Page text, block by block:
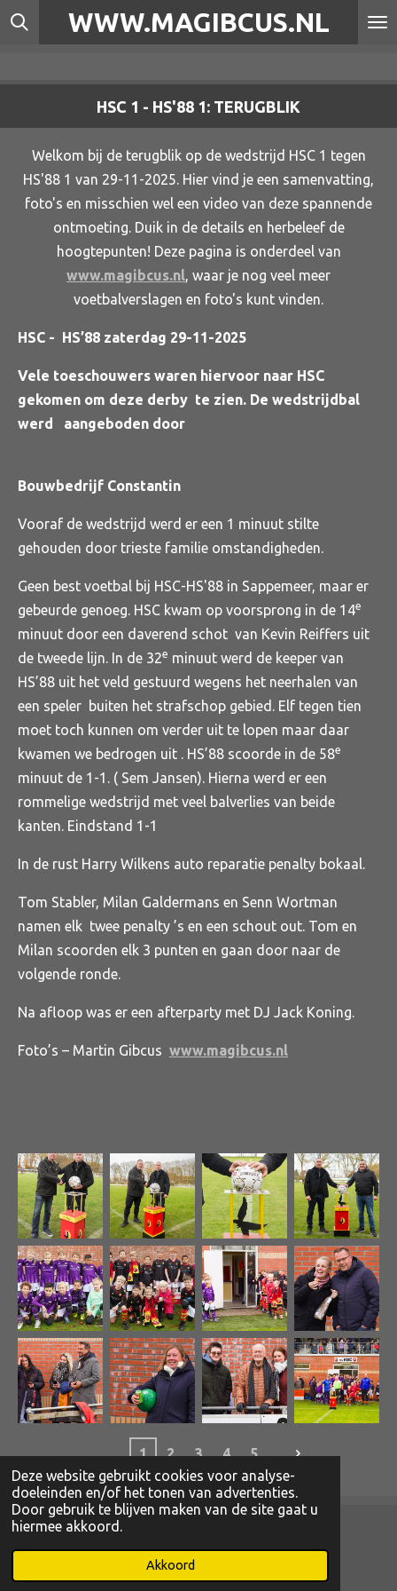
Deze website gebruikt cookies voor analyse-
doeleinden en/of het tonen van advertenties.
Door gebruik te blijven maken van de site gaat u
hiermee akkoord.
Akkoord
Ga
direct
WWW.MAGIBCUS.NL
HSC 1 - HS'88 1: TERUGBLIK
Welkom bij de terugblik op de wedstrijd HSC 1 tegen
HS'88 1 van 29-11-2025. Hier vind je een samenvatting,
foto's en misschien wel een video van deze spannende
ontmoeting. Duik in de details en herbeleef de
hoogtepunten! Deze pagina is onderdeel van
www.magibcus.nl, waar je nog veel meer
voetbalverslagen en foto's kunt vinden.
HSC - HS’88 zaterdag 29-11-2025
Vele toeschouwers waren hiervoor naar HSC
gekomen om deze derby te zien. De wedstrijdbal
werd aangeboden door
Bouwbedrijf Constantin
Vooraf de wedstrijd werd er een 1 minuut stilte
gehouden door trieste familie omstandigheden.
Geen best voetbal bij HSC-HS'88 in Sappemeer, maar er
gebeurde genoeg. HSC kwam op voorsprong in de 14e
minuut door een daverend schot van Kevin Reiffers uit
de tweede lijn. In de 32e minuut werd de keeper van
HS’88 uit het veld gestuurd wegens het neerhalen van
een speler buiten het strafschop gebied. Elf tegen tien
moet toch kunnen om verder uit te lopen maar daar
kwamen we bedrogen uit . HS’88 scoorde in de 58e
minuut de 1-1. ( Sem Jansen). Hierna werd er een
rommelige wedstrijd met veel balverlies van beide
kanten. Eindstand 1-1
In de rust Harry Wilkens auto reparatie penalty bokaal.
Tom Stabler, Milan Galdermans en Senn Wortman
namen elk twee penalty ’s en een schout out. Tom en
Milan scoorden elk 3 punten en gaan door naar de
volgende ronde.
Na afloop was er een afterparty met DJ Jack Koning.
Foto’s – Martin Gibcus www.magibcus.nl
1 2 3 4 5